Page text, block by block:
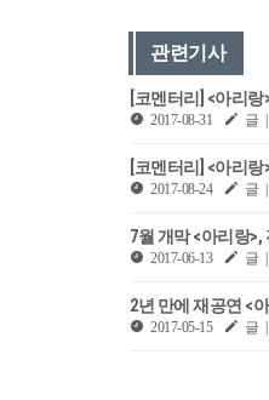
관련기사
[코멘터리] <아리
2017-08-31 글
[코멘터리] <아리
2017-08-24 글
7월 개막 <아리랑
2017-06-13 글
2년 만에 재공연 <
2017-05-15 글